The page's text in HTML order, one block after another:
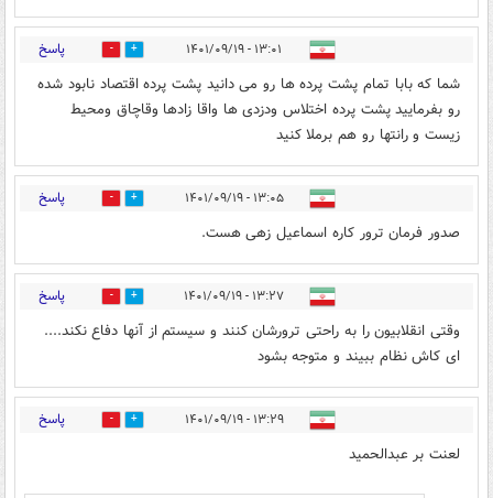
۱۳:۰۱ - ۱۴۰۱/۰۹/۱۹ 2 پاسخ
شما که بابا تمام پشت پرده ها رو می دانید پشت پرده اقتصاد نابود شده
رو بفرمایید پشت پرده اختلاس ودزدی ها واقا زادها وقاچاق ومحیط
زیست و رانتها رو هم برملا کنید
۱۳:۰۵ - ۱۴۰۱/۰۹/۱۹ 14 پاسخ
صدور فرمان ترور کاره اسماعیل زهی هست.
۱۳:۲۷ - ۱۴۰۱/۰۹/۱۹ 3 پاسخ
وقتی انقلابیون را به راحتی ترورشان کنند و سیستم از آنها دفاع نکند....
ای کاش نظام ببیند و متوجه بشود
۱۳:۲۹ - ۱۴۰۱/۰۹/۱۹ 5 پاسخ
لعنت بر عبدالحمید